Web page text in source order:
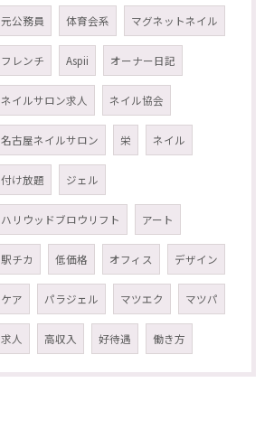
元公務員 体育会系 マグネットネイル
フレンチ Aspii オーナー日記
ネイルサロン求人 ネイル協会
名古屋ネイルサロン 栄 ネイル
付け放題 ジェル
ハリウッドブロウリフト アート
駅チカ 低価格 オフィス デザイン
ケア パラジェル マツエク マツパ
求人 高収入 好待遇 働き方